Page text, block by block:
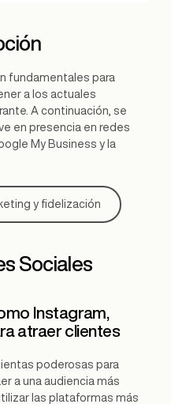
fundamentales para
a los actuales
A continuación, se
en presencia en redes
My Business y la
y fidelización
Sociales
Instagram,
atraer clientes
poderosas para
a una audiencia más
las plataformas más